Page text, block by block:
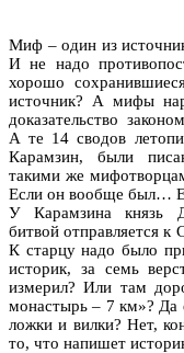
Миф – один из
И не надо
хорошо
источник? А мифы
доказательство
А те 14 сводов
Карамзин, были
такими же
Если он вообще был…
У Карамзина князь
битвой отправляется к
К старцу надо было
историк, за семь
измерил? Или там
монастырь – 7 км»? Да
ложки и вилки? Нет,
то, что напишет